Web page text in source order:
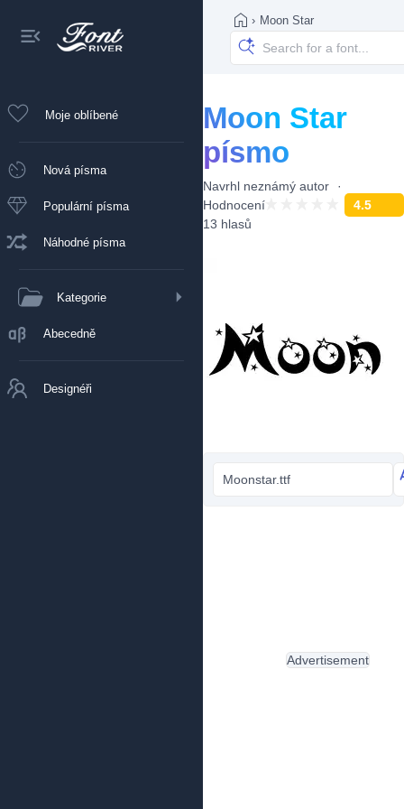
Moje oblíbené
Nová písma
Populární písma
Náhodné písma
Kategorie
Abecedně
Designéři
› Moon Star
Moon Star
písmo
Navrhl neznámý autor
Hodnocení
4.5
13 hlasů
Moonstar.ttf
Advertisement